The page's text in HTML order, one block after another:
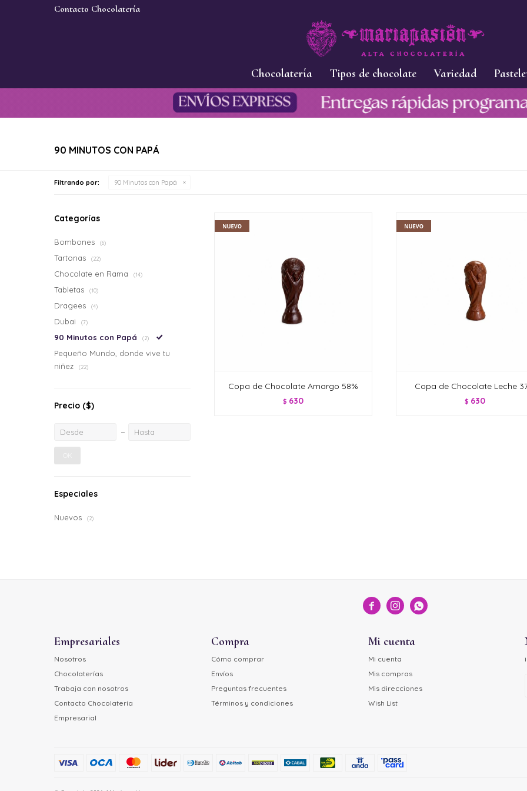
Chocolatería Tipos de chocolate Variedad
Contacto Chocolatería
90 MINUTOS CON PAPÁ
Filtrando por: 90 Minutos con Papá
Copa de Chocolate Amargo 58%
$ 630
Copa de Chocolate Leche
$ 630
Categorías
Bombones (6)
Tartonas (22)
Chocolate en Rama (14)
Tabletas (10)
Dragees (4)
Dubai (7)
90 Minutos con Papá (2)
Pequeño Mundo, donde vive tu
niñez
(22)
Precio ($)
Especiales
Nuevos (2)
  
Empresariales
Nosotros
Chocolaterías
Trabaja con nosotros
Contacto Chocolatería
Empresarial
Compra
Cómo comprar
Envíos
Preguntas frecuentes
Términos y condiciones
Mi cuenta
Mi cuenta
Mis compras
Mis direcciones
Wish List